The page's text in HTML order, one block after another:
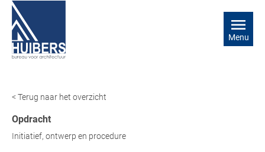
Menu
< Terug naar het overzicht
Opdracht
Initiatief, ontwerp en procedure